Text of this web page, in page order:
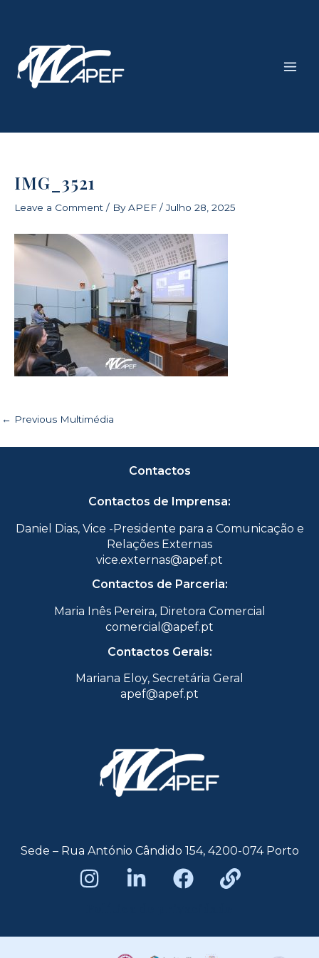
IMG_3521
Leave a Comment / ByAPEF /Julho 28, 2025
← Previous Multimédia
Contactos
Contactos de Imprensa:
Daniel Dias, Vice -Presidente para a Comunicação e
Relações Externas
vice.externas@apef.pt
Contactos de Parceria:
Maria Inês Pereira, Diretora Comercial
comercial@apef.pt
Contactos Gerais:
Mariana Eloy, Secretária Geral
apef@apef.pt
Sede – Rua António Cândido 154, 4200-074 Porto